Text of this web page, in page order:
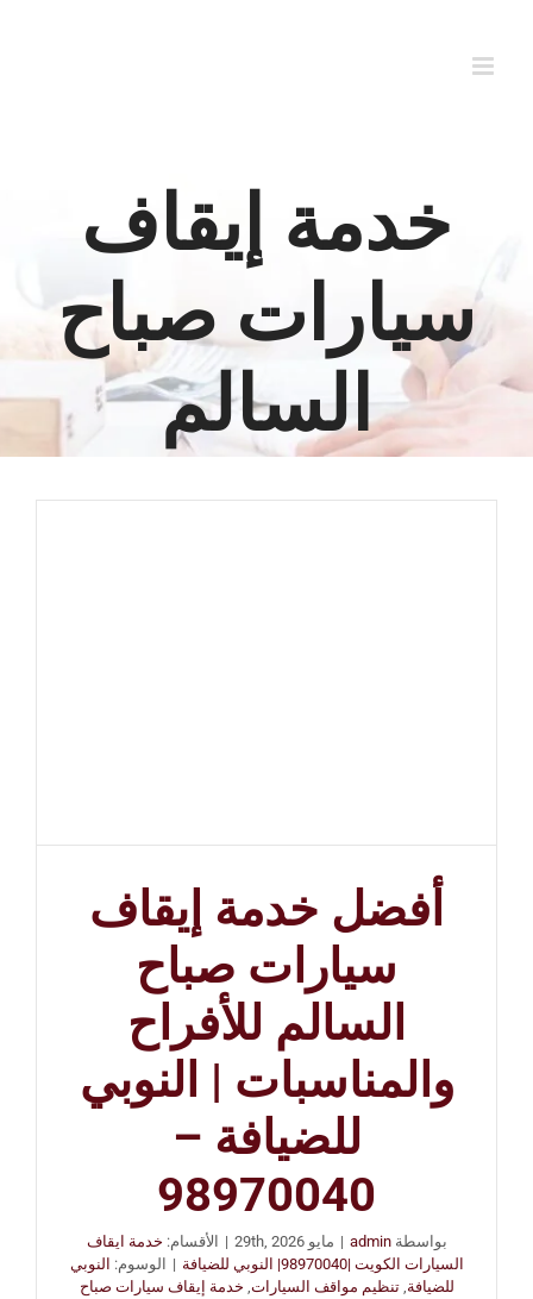
خدمة إيقاف
سيارات صباح
السالم
أفضل خدمة إيقاف
سيارات صباح
السالم للأفراح
والمناسبات | النوبي
للضيافة –
98970040
بواسطةadmin
| مايو 29th, 2026 | الأقسام: خدمة ايقاف
السيارات الكويت |98970040| النوبي للضيافة
| الوسوم: النوبي
للضيافة,تنظيم مواقف السيارات, خدمة إيقاف سيارات صباح